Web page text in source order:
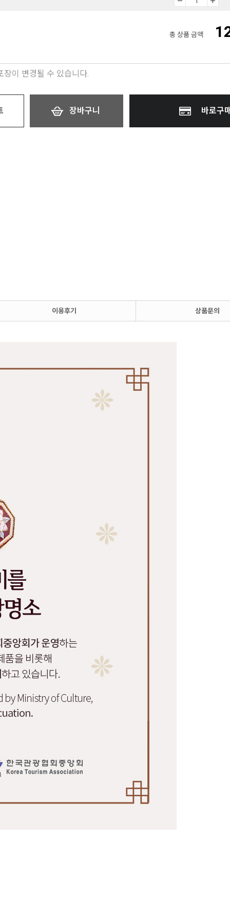
총 상품 금액
장이 변경될 수 있습니다.
장바구니 바로구
이용후기 상품문의